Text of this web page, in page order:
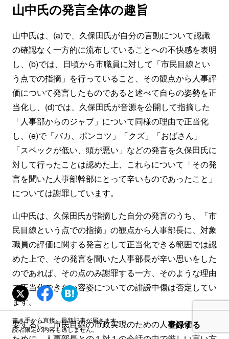
山中氏の発言全体の趣旨
山中氏は、(a)で、久保田氏が自分の言動について認識
の確認なく一方的に流布していることへの不快感を表明
し、(b)では、日頃から市職員に対して「市民目線とい
う点での指摘」を行っていること、その観点から人事評
価について発言したものであると述べて自らの姿勢を正
当化し、(d)では、久保田氏が音源を公開して指摘した
「人事部からのジャブ」について同様の理由で正当化
し、(e)で「バカ、ポンコツ」「クズ」「おばさん」
「スペックが低い、頭が悪い」などの発言を久保田氏に
対して行ったことは認めた上、これらについて「その発
言を聞いた人事部幹部にとって辛いものであったこと」
については謝罪しています。
山中氏は、久保田氏が指摘した自分の発言のうち、「市
民目線という点での指摘」の観点から人事部長に、対象
職員の評価に関する発言として正当化できる範囲では認
めた上で、その発言を聞いた人事部長が辛い思いをした
のであれば、その点のみ謝罪する一方、そのような理由
で正当化できない容姿についての誹謗中傷は否定してい
ます。
要するに、市民目線の市政実現のための人事評価をする
書き手から直接、最新記事が届きます。
読者限定の内容も逃しません。
登録する